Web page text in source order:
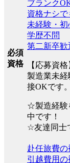
必須
資格
ブランク
資格ナシで
未経験・初
学歴不問
第二新卒歓
【応募資格
製造業未
接OKです。
☆製造経験
中です！
☆友達同士
赴任旅費の
引越費用の